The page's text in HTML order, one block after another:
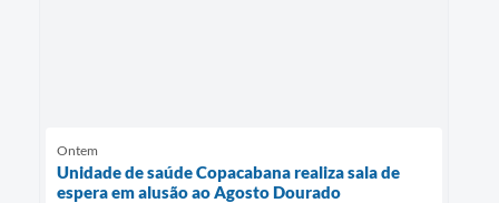
Ontem
Unidade de saúde Copacabana realiza sala de
espera em alusão ao Agosto Dourado